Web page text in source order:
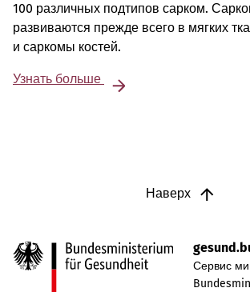
100 различных подтипов сарком.
развиваются прежде всего в мягких
и саркомы костей.
Узнать больше
Наверх
Сервис